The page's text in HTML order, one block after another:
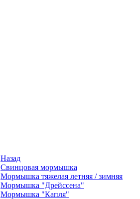
Назад
Свинцовая мормышка
Мормышка тяжелая летняя / зимняя
Мормышка "Дрейссена"
Мормышка "Капля"